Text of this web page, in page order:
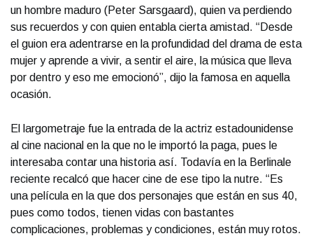
un hombre maduro (Peter Sarsgaard), quien va perdiendo
sus recuerdos y con quien entabla cierta amistad. “Desde
el guion era adentrarse en la profundidad del drama de esta
mujer y aprende a vivir, a sentir el aire, la música que lleva
por dentro y eso me emocionó”, dijo la famosa en aquella
ocasión.
El largometraje fue la entrada de la actriz estadounidense
al cine nacional en la que no le importó la paga, pues le
interesaba contar una historia así. Todavía en la Berlinale
reciente recalcó que hacer cine de ese tipo la nutre. “Es
una película en la que dos personajes que están en sus 40,
pues como todos, tienen vidas con bastantes
complicaciones, problemas y condiciones, están muy rotos.